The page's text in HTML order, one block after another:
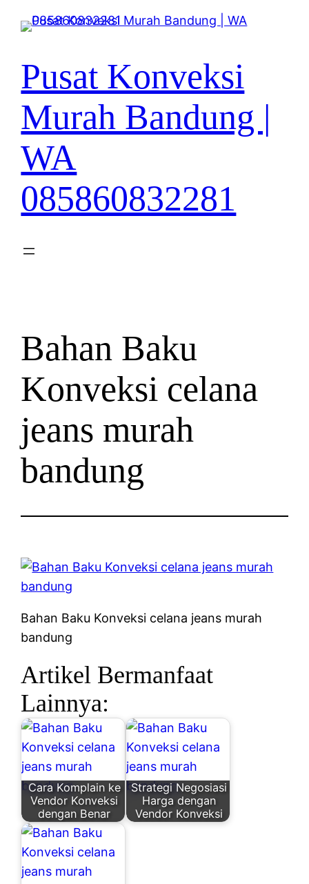
Lewati
Pusat Konveksi
Murah Bandung |
WA
085860832281
Bahan Baku
Konveksi celana
jeans murah
bandung
Bahan Baku Konveksi celana jeans murah
bandung
Artikel Bermanfaat
Lainnya:
Cara Komplain ke
Vendor Konveksi
dengan Benar
Strategi Negosiasi
Harga dengan
Vendor Konveksi